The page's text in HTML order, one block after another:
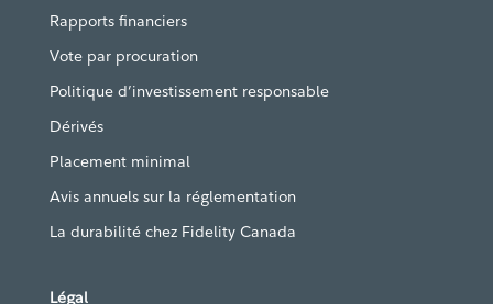
Rapports financiers
Vote par procuration
Politique d’investissement responsable
Dérivés
Placement minimal
Avis annuels sur la réglementation
La durabilité chez Fidelity Canada
Légal